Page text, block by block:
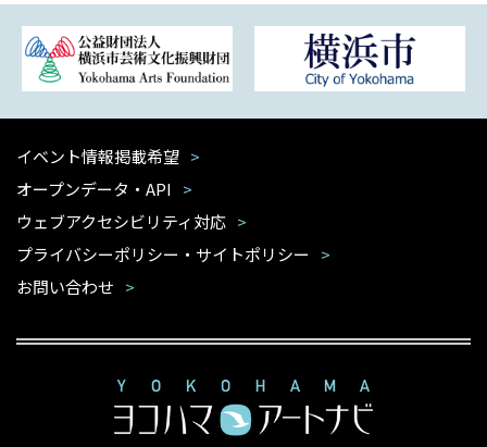
イベント情報掲載希望
オープンデータ・API
ウェブアクセシビリティ対応
プライバシーポリシー・サイトポリシー
お問い合わせ